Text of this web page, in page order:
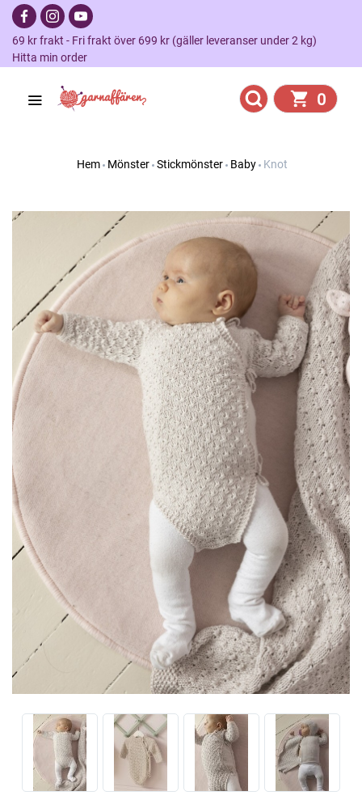
69 kr frakt - Fri frakt över 699 kr (gäller leveranser under 2 kg)
Hitta min order
0
Hem Mönster Stickmönster Baby Knot